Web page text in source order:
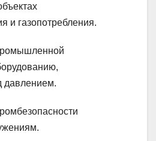
и газопотребления.
давлением.